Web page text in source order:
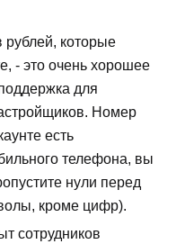
рублей, которые
- это очень хорошее
для
Номер
есть
телефона, вы
нули перед
кроме цифр).
сотрудников